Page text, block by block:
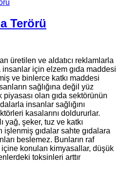
Terörü
üretilen ve aldatıcı reklamlarla
için elzem gıda maddesi
ve binlerce katkı maddesi
sağlığına değil yüz
piyasası olan gıda sektörünün
insanlar sağlığını
kasalarını doldururlar.
yağ, şeker, tuz ve katkı
gıdalar sahte gıdalara
beslemez. Bunların raf
konulan kimyasallar, düşük
toksinleri arttır